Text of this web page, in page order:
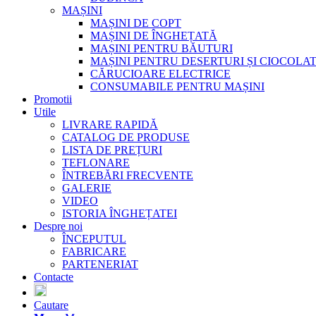
MAȘINI
MAȘINI DE COPT
MAȘINI DE ÎNGHEȚATĂ
MAȘINI PENTRU BĂUTURI
MAȘINI PENTRU DESERTURI ȘI
CĂRUCIOARE ELECTRICE
CONSUMABILE PENTRU MAȘINI
Promotii
Utile
LIVRARE RAPIDĂ
CATALOG DE PRODUSE
LISTA DE PREȚURI
TEFLONARE
ÎNTREBĂRI FRECVENTE
GALERIE
VIDEO
ISTORIA ÎNGHEȚATEI
Despre noi
ÎNCEPUTUL
FABRICARE
PARTENERIAT
Contacte
Cautare